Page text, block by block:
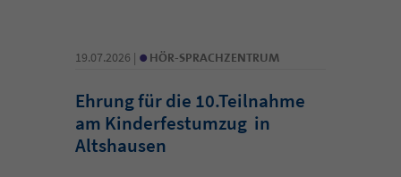
19.07.2026 | • HÖR-SPRACHZENTRUM
Ehrung für die 10.Teilnahme
am Kinderfestumzug in
Altshausen